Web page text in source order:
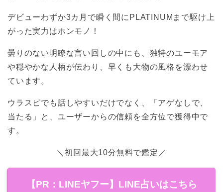
デビューわずか3カ月で瞬く間にPLATINUMまで駆け上
がった実力はホンモノ！
曇りのない明瞭な言い回しの中にも、独特のユーモア
や穏やかな人柄が伝わり、早くも大物の風格を漂わせ
ています。
ウラスピでも話しやすいだけでなく、「アゲなしで、
当たる」と、ユーザーからの信頼を全方位で獲得中で
す。
＼初回最大10分無料で鑑定／
【PR：LINEヤフー】LINE占いはこちら